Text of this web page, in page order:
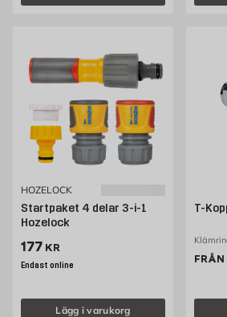
HOZELOCK
Startpaket 4 delar 3-i-1
Hozelock
Pris 177 kr
177 KR
Endast online
Lägg i varukorg
T-
FRÅN